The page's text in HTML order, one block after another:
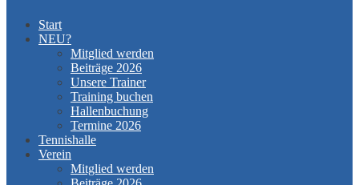
Start
NEU?
Mitglied werden
Beiträge 2026
Unsere Trainer
Training buchen
Hallenbuchung
Termine 2026
Tennishalle
Verein
Mitglied werden